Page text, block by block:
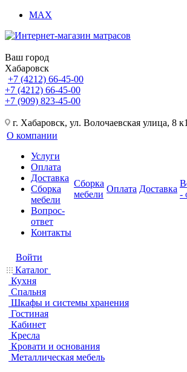
MAX
Ваш город
Хабаровск
+7 (4212) 66-45-00
+7 (4212) 66-45-00
+7 (909) 823-45-00
г. Хабаровск, ул. Волочаевская улица, 8 к1
О компании
Услуги
Оплата
Доставка
Сборка
мебели
Вопрос-
ответ
Контакты
Сборка
мебели
Оплата Доставка
-
Войти
Каталог
Кухня
Спальня
Шкафы и системы хранения
Гостиная
Кабинет
Кресла
Кровати и основания
Металлическая мебель